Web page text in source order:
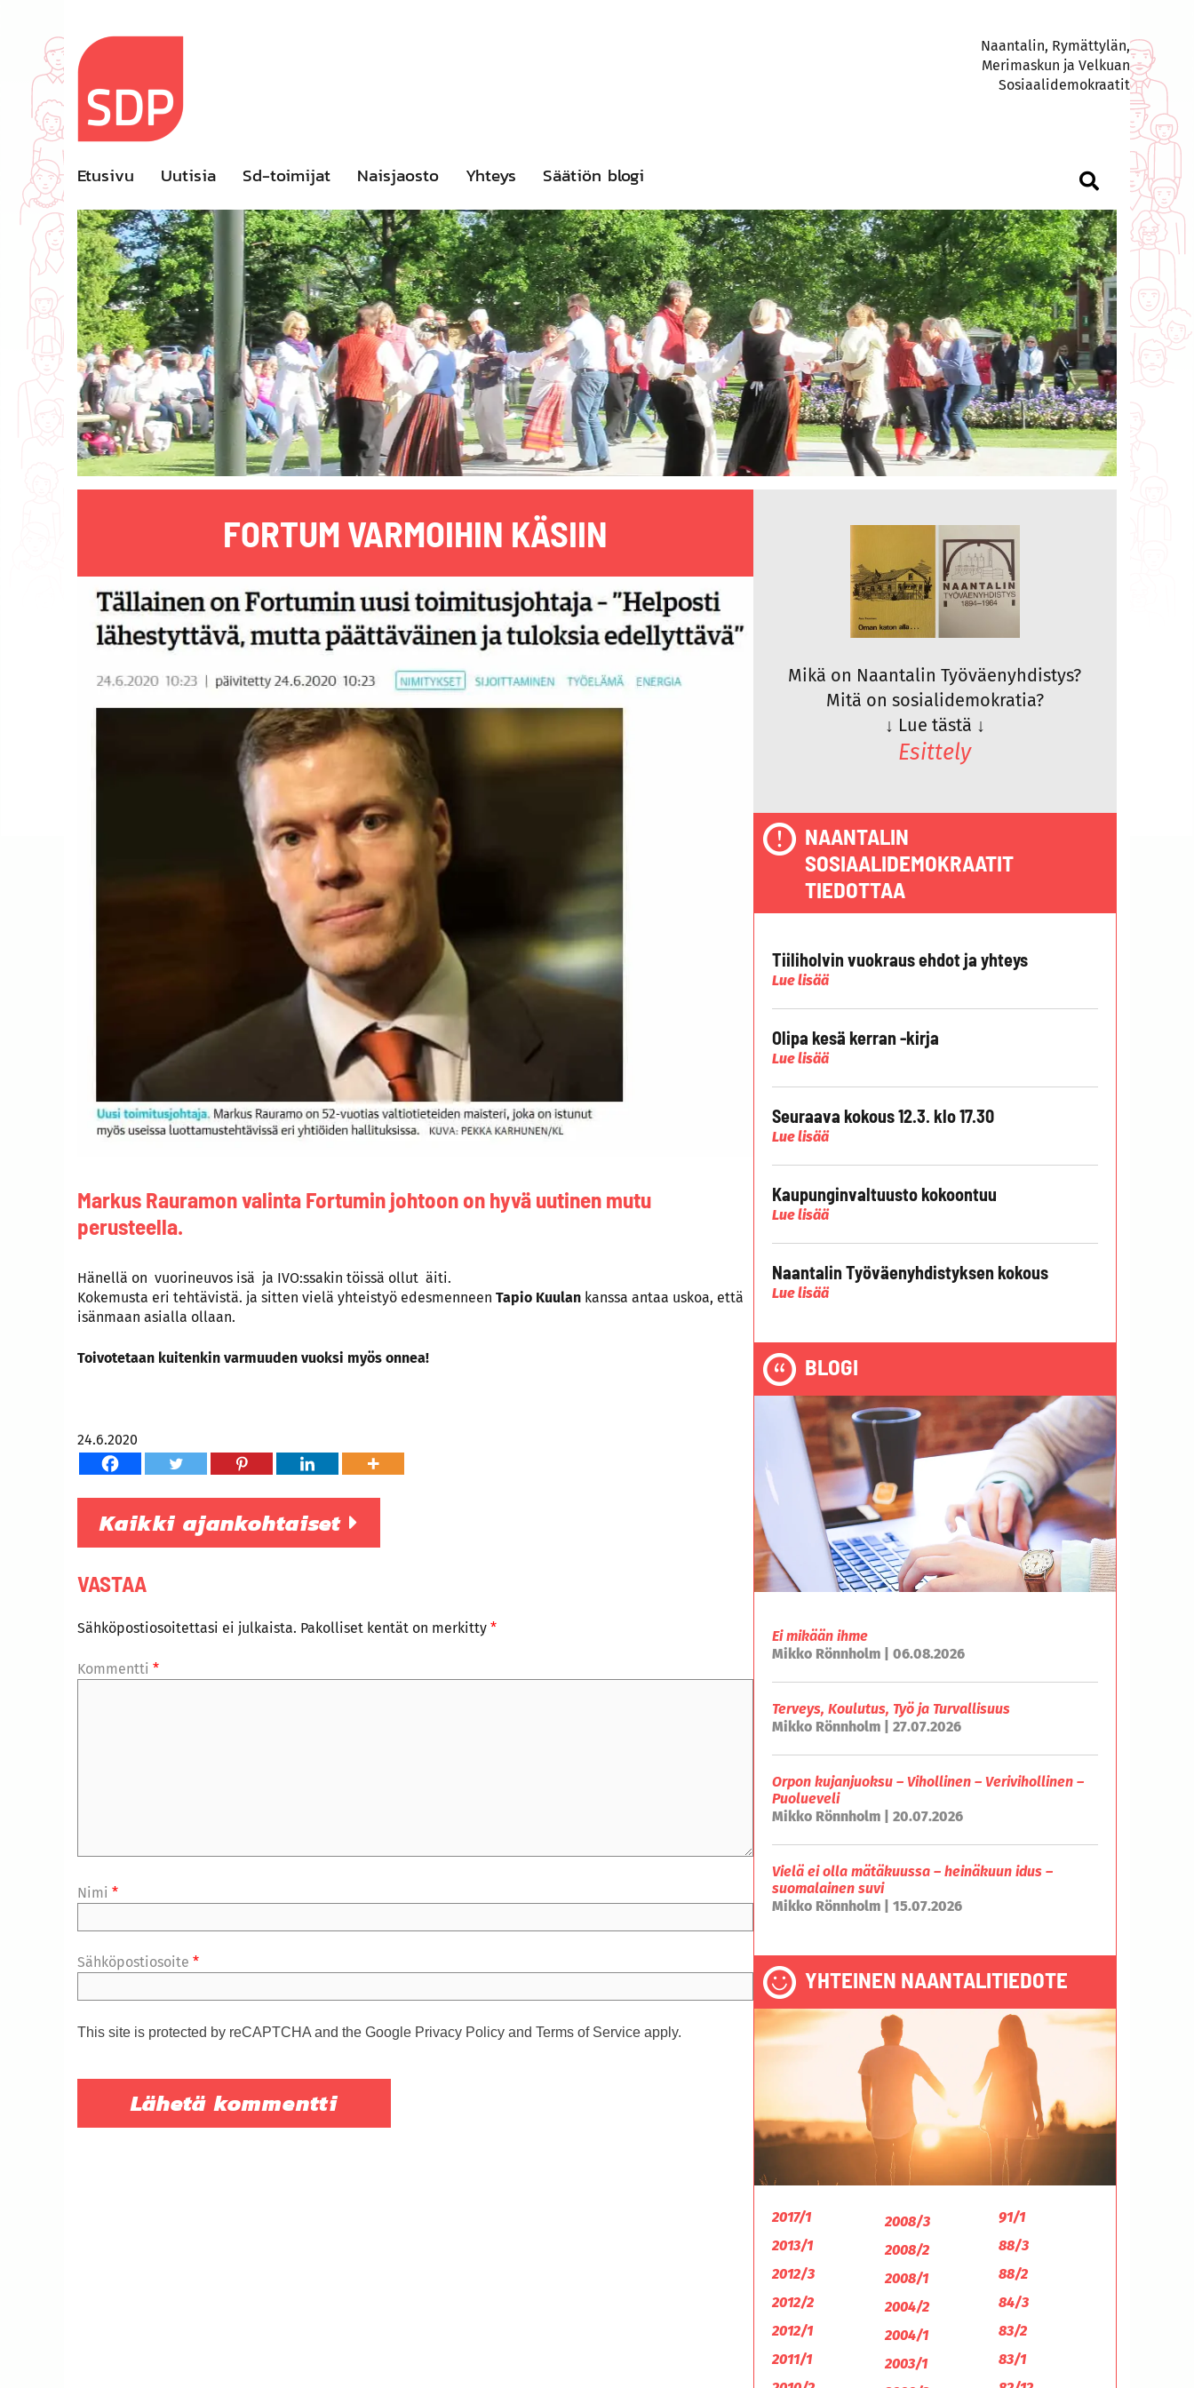
content
Naantalin, Rymättylän,
Merimaskun ja Velkuan
Sosiaalidemokraatit
Etusivu Uutisia Sd-toimijat Naisjaosto Yhteys Säätiön blogi
FORTUM VARMOIHIN KÄSIIN
Markus Rauramon valinta Fortumin johtoon on hyvä uutinen mutu
perusteella.
Hänellä on vuorineuvos isä ja IVO:ssakin töissä ollut äiti.
Kokemusta eri tehtävistä. ja sitten vielä yhteistyö edesmenneen Tapio Kuulan kanssa antaa uskoa, että
isänmaan asialla ollaan.
Toivotetaan kuitenkin varmuuden vuoksi myös onnea!
24.6.2020
Kaikki ajankohtaiset
VASTAA
Sähköpostiosoitettasi ei julkaista. Pakolliset kentät on merkitty *
Kommentti *
Nimi *
Sähköpostiosoite *
This site is protected by reCAPTCHA and the Google Privacy Policy and Terms of Service apply.
Mikä on Naantalin Työväenyhdistys?
Mitä on sosialidemokratia?
↓ Lue tästä ↓
Esittely
NAANTALIN
SOSIAALIDEMOKRAATIT
TIEDOTTAA
Tiiliholvin vuokraus ehdot ja yhteys
Lue lisää
Olipa kesä kerran -kirja
Lue lisää
Seuraava kokous 12.3. klo 17.30
Lue lisää
Kaupunginvaltuusto kokoontuu
Lue lisää
Naantalin Työväenyhdistyksen kokous
Lue lisää
BLOGI
Ei mikään ihme
Mikko Rönnholm | 06.08.2026
Terveys, Koulutus, Työ ja Turvallisuus
Mikko Rönnholm | 27.07.2026
Orpon kujanjuoksu – Vihollinen – Verivihollinen –
Puolueveli
Mikko Rönnholm | 20.07.2026
Vielä ei olla mätäkuussa – heinäkuun idus –
suomalainen suvi
Mikko Rönnholm | 15.07.2026
YHTEINEN NAANTALITIEDOTE
2017/1
2013/1
2012/3
2012/2
2012/1
2011/1
2008/3
2008/2
2008/1
2004/2
2004/1
2003/1
91/1
88/3
88/2
84/3
83/2
83/1